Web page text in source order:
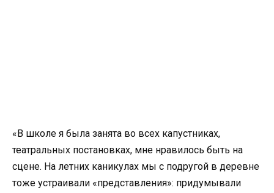
«В школе я была занята во всех капустниках,
театральных постановках, мне нравилось быть на
сцене. На летних каникулах мы с подругой в деревне
тоже устраивали «представления»: придумывали